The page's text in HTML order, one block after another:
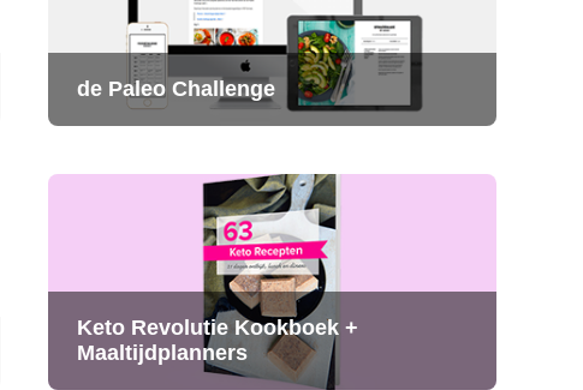
de Paleo Challenge
Keto Revolutie Kookboek +
Maaltijdplanners